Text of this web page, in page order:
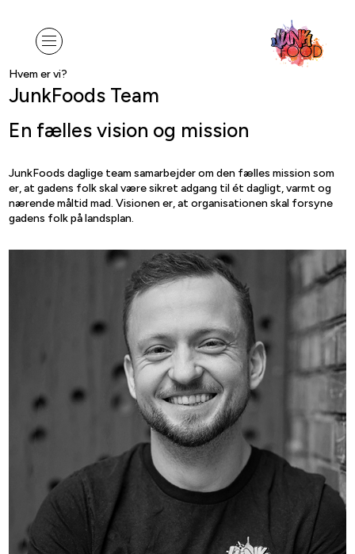
Hvem er vi?
JunkFoods Team
En fælles vision og mission
JunkFoods daglige team samarbejder om den fælles mission som
er, at gadens folk skal være sikret adgang til ét dagligt, varmt og
nærende måltid mad. Visionen er, at organisationen skal forsyne
gadens folk på landsplan.